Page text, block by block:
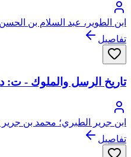
ابن الطوير، عبد السلام بن
تفاصيل
تاريخ الرسل والملوك - ت:
ابن جرير الطبري؛ محمد بن جرير
تفاصيل